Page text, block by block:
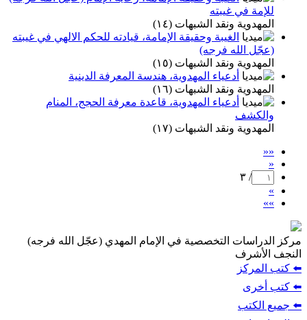
للإمة في غيبته
المهدوية ونقد الشبهات (١٤)
الغيبة وحقيقة الإمامة، قيادته للحكم الالهي في غيبته
(عجّل الله فرجه)
المهدوية ونقد الشبهات (١٥)
أدعياء المهدوية، هندسة المعرفة الدينية
المهدوية ونقد الشبهات (١٦)
أدعياء المهدوية، قاعدة معرفة الحجج، المنام
والكشف
المهدوية ونقد الشبهات (١٧)
««
«
/ ٣
»
»»
مركز الدراسات التخصصية في الإمام المهدي (عجّل الله فرجه)
النجف الأشرف
⬅️ كتب المركز
⬅️ كتب أخرى
⬅️ جميع الكتب